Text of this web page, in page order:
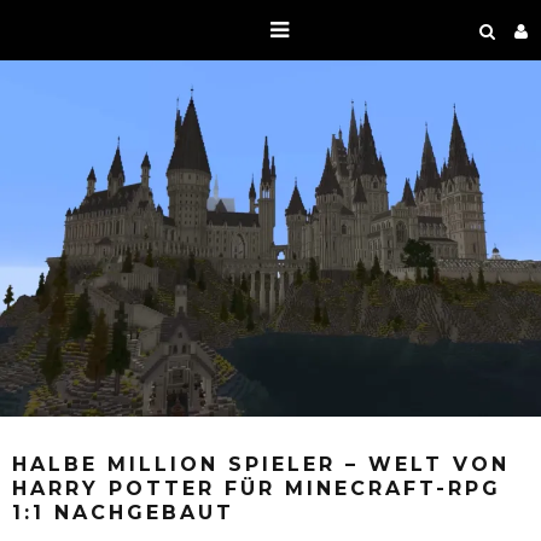
HALBE MILLION SPIELER – WELT VON
HARRY POTTER FÜR MINECRAFT-RPG
1:1 NACHGEBAUT